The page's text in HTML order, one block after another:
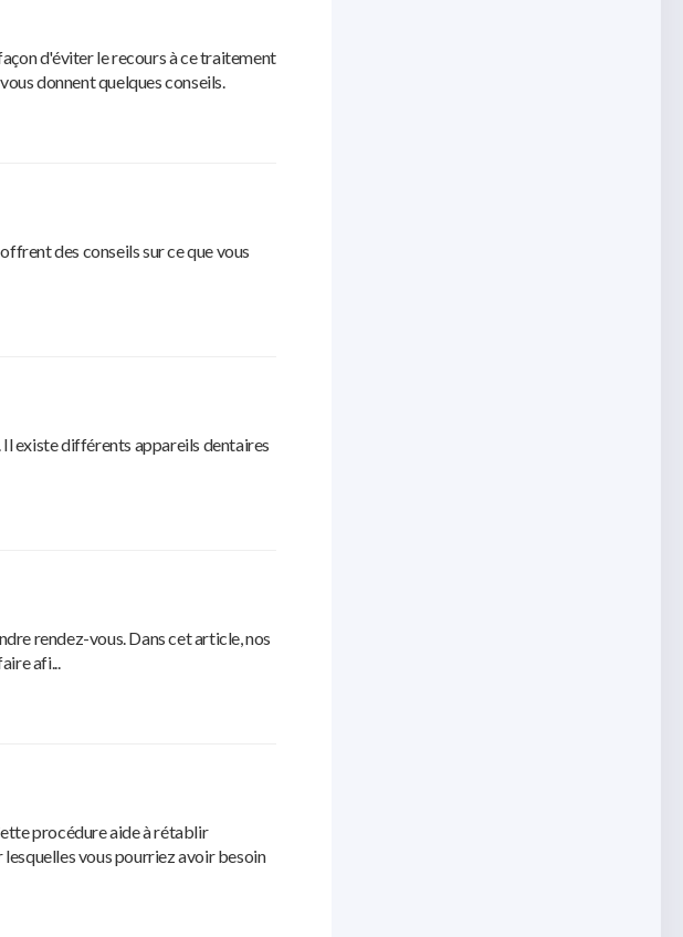
d'éviter le recours à ce traitement
donnent quelques conseils.
des conseils sur ce que vous
existe différents appareils dentaires
rendez-vous. Dans cet article, nos
afi...
procédure aide à rétablir
lesquelles vous pourriez avoir besoin